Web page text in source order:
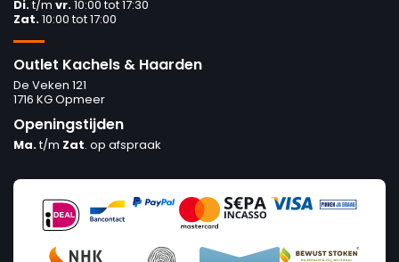
Di.t/m vr.10:00 tot 17:30
Zat.10:00 tot 17:00
Outlet Kachels & Haarden
De Veken 121
1716 KG Opmeer
Openingstijden
Ma.t/m Zat. op afspraak